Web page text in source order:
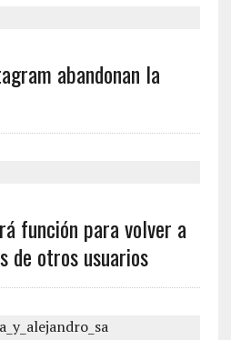
abandonan la
función para volver a
de otros usuarios